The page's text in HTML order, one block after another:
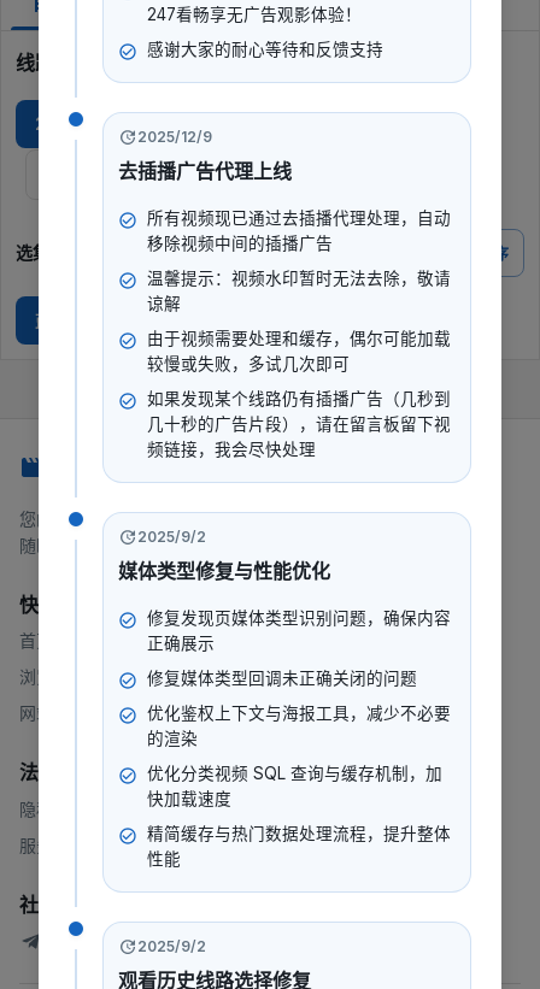
线路选择
247看专线JP
蓝光Y
选集 倒序
蓝光
247看
您的一站式流媒体平台，提供电影、电视剧、动漫等内容。
随时随地，想看就看。
快速链接
首页
浏览
网站地图
法律
隐私政策
服务条款
社群
247看测试讨论群
247看畅享无广告观影体验！
感谢大家的耐心等待和反馈支持
2025/12/9
去插播广告代理上线
所有视频现已通过去插播代理处理，自动
移除视频中间的插播广告
温馨提示：视频水印暂时无法去除，敬请
谅解
由于视频需要处理和缓存，偶尔可能加载
较慢或失败，多试几次即可
如果发现某个线路仍有插播广告（几秒到
几十秒的广告片段），请在留言板留下视
频链接，我会尽快处理
2025/9/2
媒体类型修复与性能优化
修复发现页媒体类型识别问题，确保内容
正确展示
修复媒体类型回调未正确关闭的问题
优化鉴权上下文与海报工具，减少不必要
的渲染
优化分类视频 SQL 查询与缓存机制，加
快加载速度
精简缓存与热门数据处理流程，提升整体
性能
2025/9/2
观看历史线路选择修复